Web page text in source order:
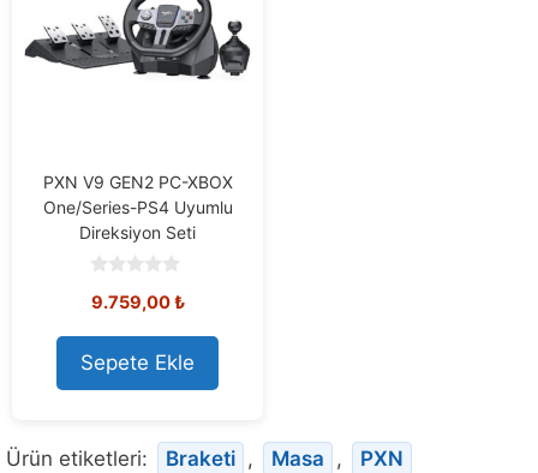
PXN V9 GEN2 PC-XBOX
One/Series-PS4 Uyumlu
Direksiyon Seti
o
t
o
f
5
9.759,00₺
Sepete Ekle
Ürün etiketleri: Braketi , Masa , PXN